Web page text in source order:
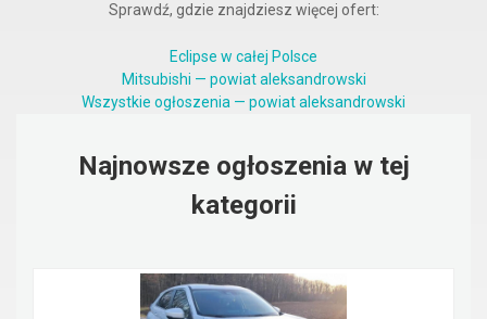
Sprawdź, gdzie znajdziesz więcej ofert:
Eclipse w całej Polsce
Mitsubishi — powiat aleksandrowski
Wszystkie ogłoszenia — powiat aleksandrowski
Najnowsze ogłoszenia w tej
kategorii